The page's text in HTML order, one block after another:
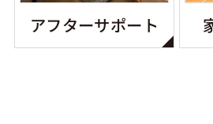
アフターサポート